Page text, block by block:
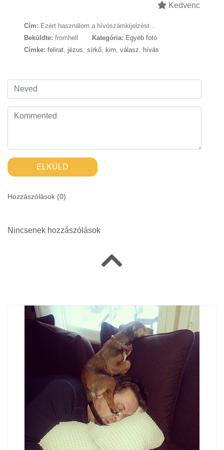
Kedvenc
Cím: Ezért használom a hívószámkijelzést...
Beküldte: fromhell Kategória: Egyéb fotó
Címke: felirat jézus sírkő kim válasz hívás
ELKÜLD
Hozzászólások (0)
Nincsenek hozzászólások